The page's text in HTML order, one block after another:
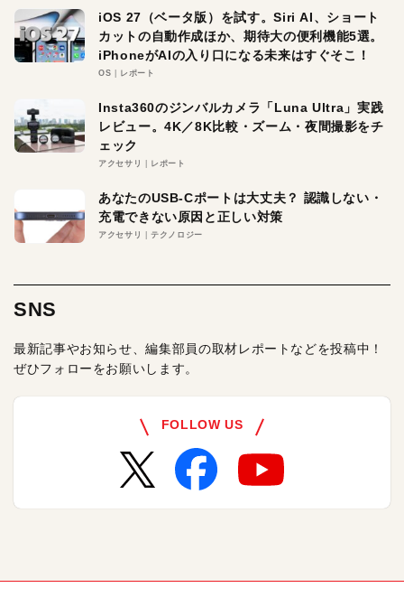
iOS 27（ベータ版）を試す。Siri AI、ショート
カットの自動作成ほか、期待大の便利機能5選。
iPhoneがAIの入り口になる未来はすぐそこ！
OS レポート
Insta360のジンバルカメラ「Luna Ultra」実践
レビュー。4K／8K比較・ズーム・夜間撮影をチ
ェック
アクセサリ レポート
あなたのUSB-Cポートは大丈夫？ 認識しない・
充電できない原因と正しい対策
アクセサリ テクノロジー
SNS
最新記事やお知らせ、編集部員の取材レポートなどを投稿中！
ぜひフォローをお願いします。
FOLLOW US